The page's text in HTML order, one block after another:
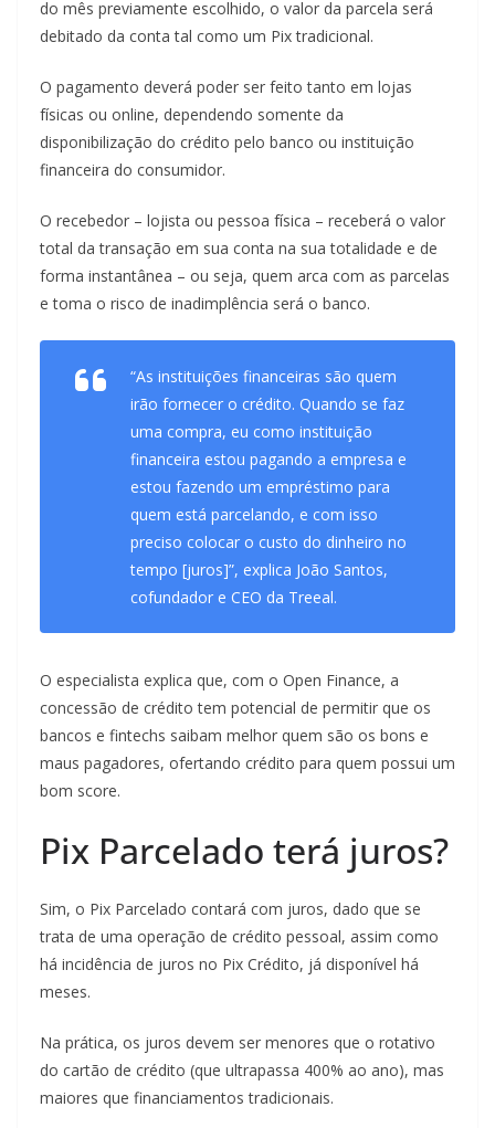
do mês previamente escolhido, o valor da parcela será
debitado da conta tal como um Pix tradicional.
O pagamento deverá poder ser feito tanto em lojas
físicas ou online, dependendo somente da
disponibilização do crédito pelo banco ou instituição
financeira do consumidor.
O recebedor – lojista ou pessoa física – receberá o valor
total da transação em sua conta na sua totalidade e de
forma instantânea – ou seja, quem arca com as parcelas
e toma o risco de inadimplência será o banco.
“As instituições financeiras são quem
irão fornecer o crédito. Quando se faz
uma compra, eu como instituição
financeira estou pagando a empresa e
estou fazendo um empréstimo para
quem está parcelando, e com isso
preciso colocar o custo do dinheiro no
tempo [juros]”, explica João Santos,
cofundador e CEO da Treeal.
O especialista explica que, com o Open Finance, a
concessão de crédito tem potencial de permitir que os
bancos e fintechs saibam melhor quem são os bons e
maus pagadores, ofertando crédito para quem possui um
bom score.
Pix Parcelado terá juros?
Sim, o Pix Parcelado contará com juros, dado que se
trata de uma operação de crédito pessoal, assim como
há incidência de juros no Pix Crédito, já disponível há
meses.
Na prática, os juros devem ser menores que o rotativo
do cartão de crédito (que ultrapassa 400% ao ano), mas
maiores que financiamentos tradicionais.